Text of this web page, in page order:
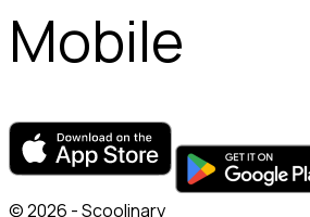
Mobile
© 2026 - Scoolinary